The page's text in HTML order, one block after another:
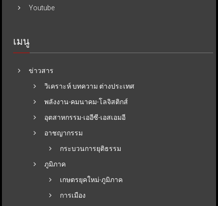
Youtube
เมนู
ข่าวสาร
วิเคราะห์ บทความ ต่างประเทศ
พลังงาน-คมนาคม-โลจิสติกส์
อุตสาหกรรม-เออีซี-เอสเอมอี
อาชญากรรม
กระบวนการยุติธรรม
ภูมิภาค
เกษตรยุคใหม่-ภูมิภาค
การเมือง